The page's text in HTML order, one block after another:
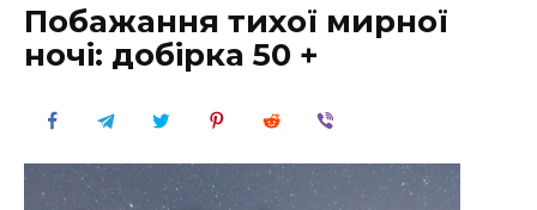
Побажання тихої мирної
ночі: добірка 50 +